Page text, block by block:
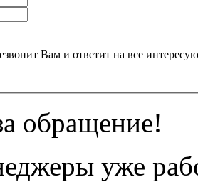
Вам и ответит на все
обращение!
уже